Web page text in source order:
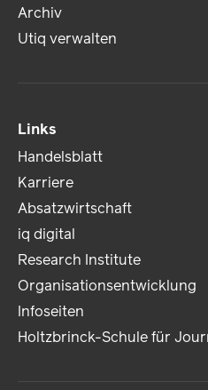
Archiv
Utiq verwalten
Links
Handelsblatt
Karriere
Absatzwirtschaft
iq digital
Research Institute
Organisationsentwicklung
Infoseiten
Holtzbrinck-Schule für